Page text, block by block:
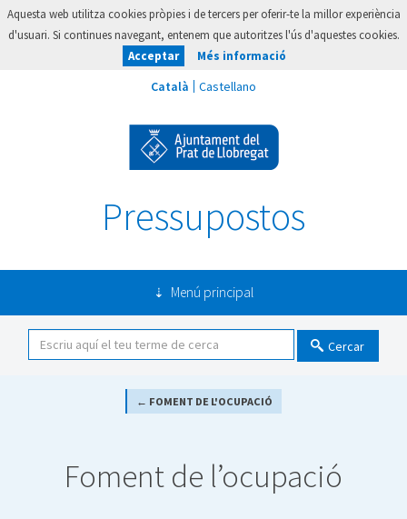
Aquesta web utilitza cookies pròpies i de tercers per oferir-te la millor experiència
d'usuari. Si continues navegant, entenem que autoritzes l'ús d'aquestes cookies.
Acceptar
Més informació
Pressupostos
Menú principal
Cercar
← FOMENT DE L'OCUPACIÓ
Foment de l’ocupació